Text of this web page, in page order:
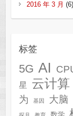
2016 年 3 月 (6)
标签
5G AI
星
云计算
为
基因 大脑